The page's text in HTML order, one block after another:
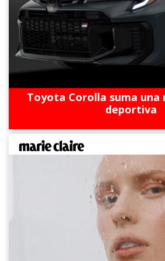
Toyota Corolla suma una
deportiva